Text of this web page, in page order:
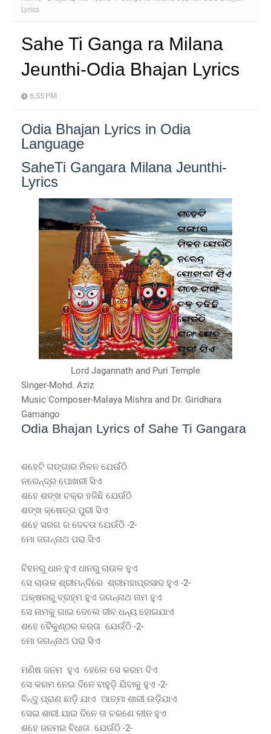
Lyrics
Sahe Ti Ganga ra Milana
Jeunthi-Odia Bhajan Lyrics
6:55 PM
Odia Bhajan Lyrics in Odia
Language
SaheTi Gangara Milana Jeunthi-
Lyrics
Lord Jagannath and Puri Temple
Singer-Mohd. Aziz
Music Composer-Malaya Mishra and Dr. Giridhara
Gamango
Odia Bhajan Lyrics of Sahe Ti Gangara
ଶହେଟି ଗଙ୍ଗାର ମିଳନ ଯେଉଁଠି
ନରେନ୍ଦ୍ର ପୋଖରୀ ସିଏ
ଶହେ ଶଙ୍ଖ ଚକ୍ର ହଜିଛି ଯେଉଁଠି
ଶଙ୍ଖ କ୍ଷେତ୍ର ପୁରୀ ସିଏ
ଶହେ ସରଗ ର ଦେବତା ଯେଉଁଠି -2-
ମୋ ଜଗନ୍ନାଥ ପରା ସିଏ
ବିହନରୁ ଧାନ ହୁଏ ଧାନରୁ ଚାଉଳ ହୁଏ
ସେ ଚାଉଳ ଶ୍ରୀମନ୍ଦିରେ ଶ୍ରୀମହାପ୍ରସାଦ ହୁଏ -2-
ଅକ୍ଷରରୁ ବ୍ରହ୍ମ ହୁଏ ଜଗନ୍ନାଥ ନାମ ହୁଏ
ସେ ନାମକୁ ଗାଇ ଦେଲେ ଜୀବ ଧନ୍ୟ ହୋଇଯାଏ
ଶହେ ବୈକୁଣ୍ଠର କରତା ଯେଉଁଠି -2-
ମୋ ଜଗନ୍ନାଥ ପରା ସିଏ
ମଣିଷ ଜନମ ହୁଏ ହେଲେ ସେ କରମ ଦିଏ
ସେ କରମ ନେଇ ଦିନେ ବାହୁଡ଼ି ଯିବାକୁ ହୁଏ -2-
ବିନ୍ଦୁ ପ୍ରାଣ ଛାଡ଼ି ଯାଏ ଆତ୍ମା ଶାରୀ ଉଡ଼ିଯାଏ
ସେଇ ଶାରୀ ଯାଇ ଦିନେ ତା ଚରଣେ ଲୀନ ହୁଏ
ଶହେ ଜନମର ବିଧାତା ଯେଉଁଠି -2-